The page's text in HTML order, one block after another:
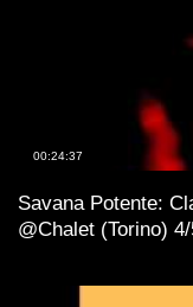
00:24:37
Savana Potente:
@Chalet (Torino)